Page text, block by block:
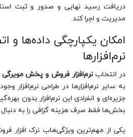
دریافت رسید نهایی و صدور و ثبت‌
مدیریت و اجرا کند.
امکان یکپارچگی داده‌ها و
نرم‌افزارها
در انتخابنرم‌افزار فروش و پخش مویرگی
به سایر نرم‌افزارها در طراحی نرم‌افزار
جزیره‌ای و انفرادی این نرم‌افزار بدون
بخش‌ها فقط صرف هزینه گزافی را به
یکی از مهم‌ترین ویژگی‌هاب نرک افزار